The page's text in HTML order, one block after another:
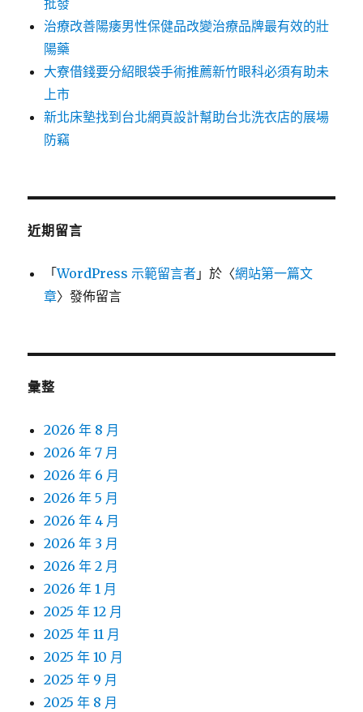
批發
治療改善陽痿男性保健品改變治療品牌最有效的壯
陽藥
大寮借錢要分紹眼袋手術推薦新竹眼科必須有助未
上市
新北床墊找到台北網頁設計幫助台北洗衣店的展場
防竊
近期留言
「WordPress 示範留言者 」於〈網站第一篇文
章〉發佈留言
彙整
2026 年 8 月
2026 年 7 月
2026 年 6 月
2026 年 5 月
2026 年 4 月
2026 年 3 月
2026 年 2 月
2026 年 1 月
2025 年 12 月
2025 年 11 月
2025 年 10 月
2025 年 9 月
2025 年 8 月